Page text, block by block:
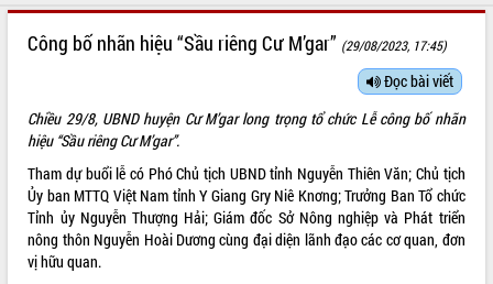
TIN TỨC SỰ KIỆN
SỞ, BAN, NGÀNH
UBND CÁC XÃ, PHƯỜNG
THÔNG TIN CHỈ ĐẠO ĐIỀU HÀNH
Công bố nhãn hiệu “Sầu riêng Cư M’gar” (29/08/2023, 17:45)
Đọc bài viết
Chiều 29/8, UBND huyện Cư M’gar long trọng tổ chức Lễ công bố nhãn
hiệu “Sầu riêng Cư M’gar”.
Tham dự buổi lễ có Phó Chủ tịch UBND tỉnh Nguyễn Thiên Văn; Chủ tịch
Ủy ban MTTQ Việt Nam tỉnh Y Giang Gry Niê Knơng; Trưởng Ban Tổ chức
Tỉnh ủy Nguyễn Thượng Hải; Giám đốc Sở Nông nghiệp và Phát triển
nông thôn Nguyễn Hoài Dương cùng đại diện lãnh đạo các cơ quan, đơn
vị hữu quan.